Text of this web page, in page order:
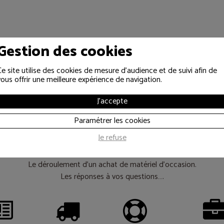
informations
Le déroulement d’un achat de matériel d’occasion.
Les réponses à vos questions….
des cookies
site utilise des cookies de mesure d'audience et de suivi afin de
offrir une meilleure expérience de navigation.
J'accepte
Paramétrer les cookies
Je refuse